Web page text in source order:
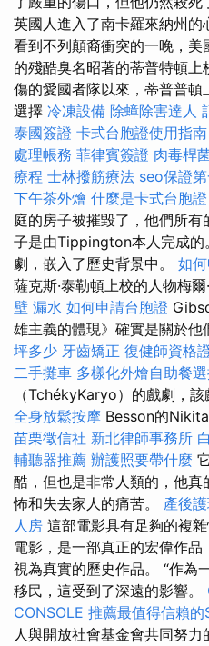
英國人進入了南卡羅來納州
看到不列顛裔衝突的一晚，
的殘酷臭名昭著的蒂普特頓
傷的愛國者隊以來，蒂普普
選擇 冷凍設備 除蟑除害達人
泰國簽證 卡式台胞證使用指南
處理帳務 菲律賓簽證 肉毒桿
療程 士林撥筋療法 seo保證
下午茶外燴 什麼是卡式台胞證
庭的房子被摧毀了，他們所
子是由Tippington本人完成的
劇，嵌入了歷史背景中。 如
薩克斯·泰勒頓上校的人物梅
壁 漏水 如何申請台胞證
雄主義的體現》確實是關於他
坪多少 牙齒矯正 復健師資格
二手攤車 多樣化外燴自助餐
（TchékyKaryo）的戲劇，
全身放鬆按摩 Besson的
苗栗徵信社 新北律師事務所
輔聽器推薦 辦護照要帶什麼
酷，但也是非常人類的，他
怖和失去家人的痛苦。 產後
人房 這部電影具有足夠的複
電影，是一部真正的宏偉作
視為真實的歷史作品。 “作為
移民，這受到了深遠的影響。
CONSOLE 推薦最值得信賴的
人與開放社會基金會共同努力